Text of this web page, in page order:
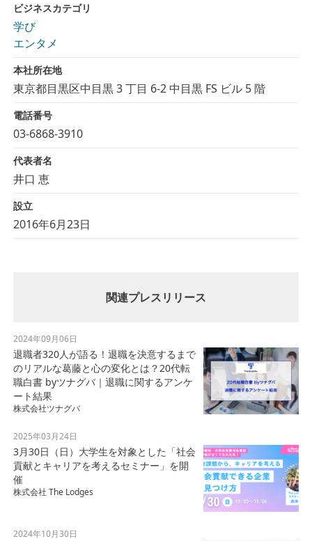
ビジネスカテゴリ
学び
エンタメ
本社所在地
東京都目黒区中目黒 3 丁目 6-2 中目黒 FS ビル 5 階
電話番号
03-6868-3910
代表者名
井口 恵
設立
2016年6月23日
関連プレスリリース
2024年09月06日
退職者320人が語る！退職を決意するまで
のリアルな葛藤と心の変化とは？20代転
職白書 byツナグバ｜退職に関するアンケ
ート結果
株式会社ツナグバ
2025年03月24日
3月30日（日）大学生を対象とした「社会
貢献とキャリアを考えるセミナー」を開
催
株式会社 The Lodges
2024年10月30日